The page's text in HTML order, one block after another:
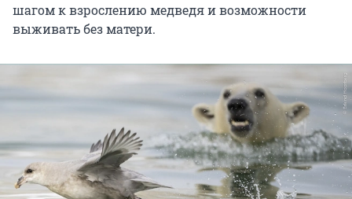
шагом к взрослению медведя и возможности
выживать без матери.